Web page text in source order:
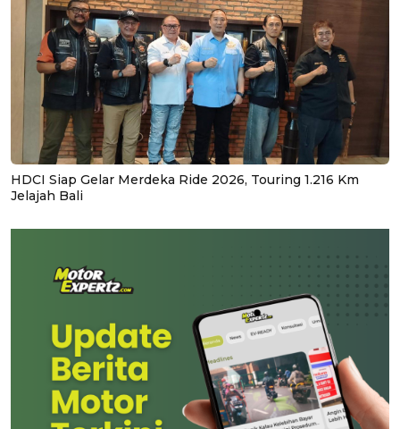
HDCI Siap Gelar Merdeka Ride 2026, Touring 1.216 Km
Jelajah Bali